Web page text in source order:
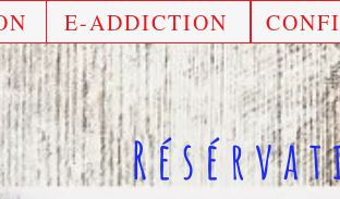
E-ADDICTION